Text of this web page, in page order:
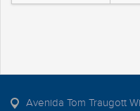
Avenida Tom Traugott